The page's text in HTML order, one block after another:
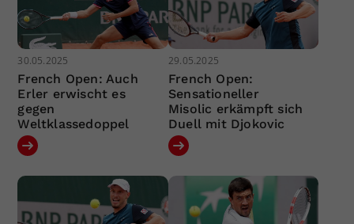
30.05.2025
French Open: Auch
Erler erwischt es
gegen
Weltklassedoppel
29.05.2025
French Open:
Sensationeller
Misolic erkämpft sich
Duell mit Djokovic